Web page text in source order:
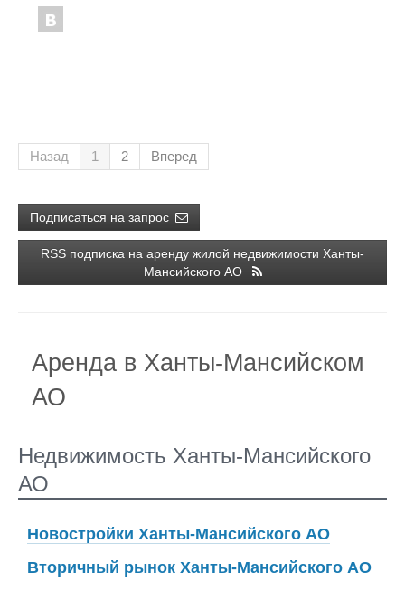
Назад 1 2 Вперед
Подписаться на запрос
RSS подписка на аренду жилой недвижимости Ханты-
Мансийского АО
Аренда в Ханты-Мансийском
АО
Недвижимость Ханты-Мансийского
АО
Новостройки Ханты-Мансийского АО
Вторичный рынок Ханты-Мансийского АО